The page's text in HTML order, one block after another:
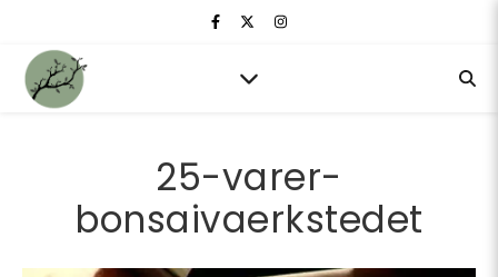
25-varer-
bonsaivaerkstedet